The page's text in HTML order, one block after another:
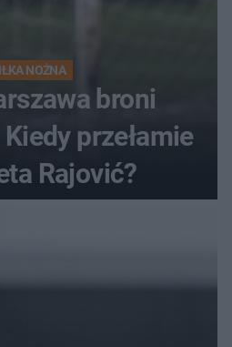
NOŻNA
broni
przełamie
Rajović?